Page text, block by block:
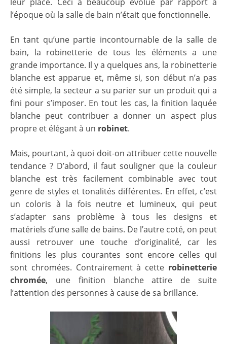
l’époque où la salle de bain n’était que fonctionnelle.
En tant qu’une partie incontournable de la salle de
bain, la robinetterie de tous les éléments a une
grande importance. Il y a quelques ans, la robinetterie
blanche est apparue et, même si, son début n’a pas
été simple, la secteur a su parier sur un produit qui a
fini pour s’imposer. En tout les cas, la finition laquée
blanche peut contribuer a donner un aspect plus
propre et élégant à un robinet.
Mais, pourtant, à quoi doit-on attribuer cette nouvelle
tendance ? D’abord, il faut souligner que la couleur
blanche est très facilement combinable avec tout
genre de styles et tonalités différentes. En effet, c’est
un coloris à la fois neutre et lumineux, qui peut
s’adapter sans problème à tous les designs et
matériels d’une salle de bains. De l’autre coté, on peut
aussi retrouver une touche d’originalité, car les
finitions les plus courantes sont encore celles qui
sont chromées. Contrairement à cette robinetterie
chromée, une finition blanche attire de suite
l’attention des personnes à cause de sa brillance.